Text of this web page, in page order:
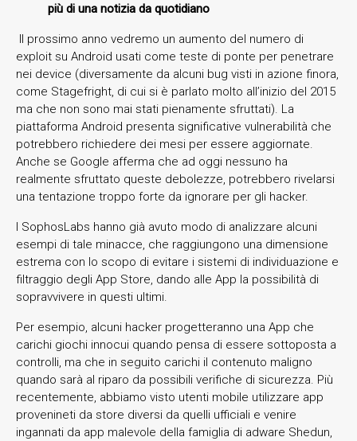
più di una notizia da quotidiano
Il prossimo anno vedremo un aumento del numero di
exploit su Android usati come teste di ponte per penetrare
nei device (diversamente da alcuni bug visti in azione finora,
come Stagefright, di cui si è parlato molto all’inizio del 2015
ma che non sono mai stati pienamente sfruttati). La
piattaforma Android presenta significative vulnerabilità che
potrebbero richiedere dei mesi per essere aggiornate.
Anche se Google afferma che ad oggi nessuno ha
realmente sfruttato queste debolezze, potrebbero rivelarsi
una tentazione troppo forte da ignorare per gli hacker.
I SophosLabs hanno già avuto modo di analizzare alcuni
esempi di tale minacce, che raggiungono una dimensione
estrema con lo scopo di evitare i sistemi di individuazione e
filtraggio degli App Store, dando alle App la possibilità di
sopravvivere in questi ultimi.
Per esempio, alcuni hacker progetteranno una App che
carichi giochi innocui quando pensa di essere sottoposta a
controlli, ma che in seguito carichi il contenuto maligno
quando sarà al riparo da possibili verifiche di sicurezza. Più
recentemente, abbiamo visto utenti mobile utilizzare app
provenineti da store diversi da quelli ufficiali e venire
ingannati da app malevole della famiglia di adware Shedun,